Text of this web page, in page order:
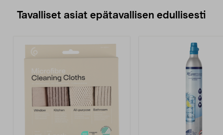
Tavalliset asiat epätavallisen edullisesti